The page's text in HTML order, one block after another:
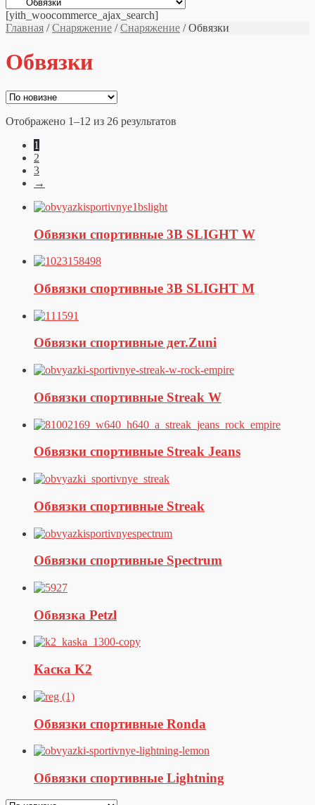
[yith_woocommerce_ajax_search]
Главная /Снаряжение /Снаряжение / Обвязки
Обвязки
Отображено 1–12 из 26 результатов
1
2
3
→
Обвязки спортивные 3B SLIGHT W
Обвязки спортивные 3B SLIGHT M
Обвязки спортивные дет.Zuni
Обвязки спортивные Streak W
Обвязки спортивные Streak Jeans
Обвязки спортивные Streak
Обвязки спортивные Spectrum
Обвязка Petzl
Каска K2
Обвязки спортивные Ronda
Обвязки спортивные Lightning